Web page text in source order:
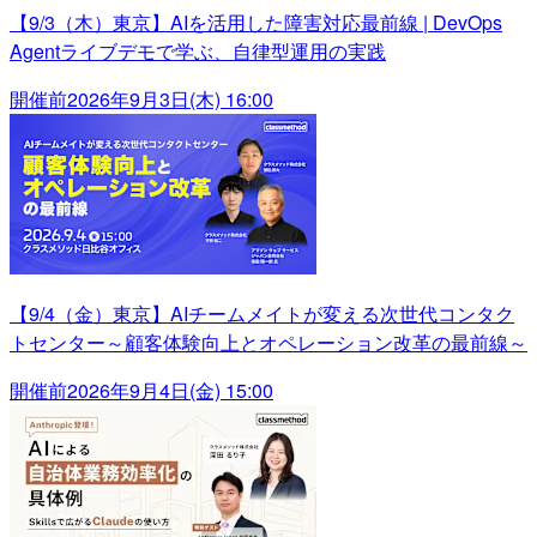
【9/3（木）東京】AIを活用した障害対応最前線 | DevOps
Agentライブデモで学ぶ、自律型運用の実践
開催前2026年9月3日(木) 16:00
【9/4（金）東京】AIチームメイトが変える次世代コンタク
トセンター～顧客体験向上とオペレーション改革の最前線～
開催前2026年9月4日(金) 15:00